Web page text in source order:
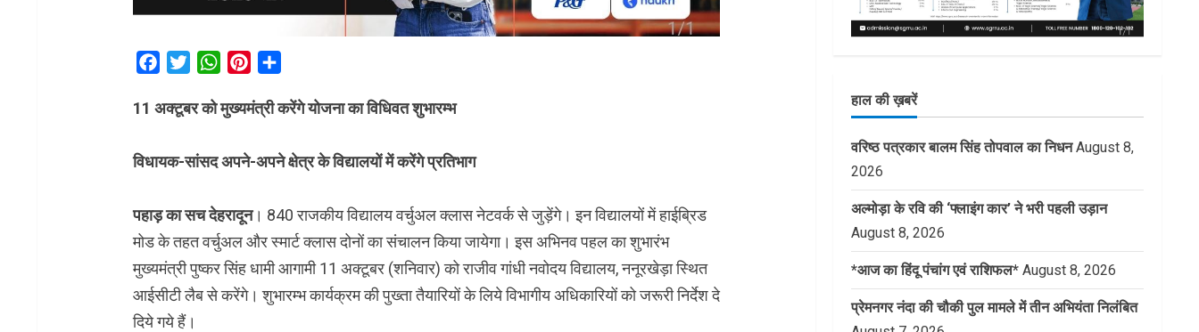
Facebook
TwitterWhatsAppPinterest
11 अक्टूबर को मुख्यमंत्री करेंगे योजना का विधिवत शुभारम्भ
विधायक-सांसद अपने-अपने क्षेत्र के विद्यालयों में करेंगे प्रतिभाग
पहाड़ का सच देहरादून। 840 राजकीय विद्यालय वर्चुअल क्लास नेटवर्क से जुड़ेंगे। इन विद्यालयों में हाईब्रिड
मोड के तहत वर्चुअल और स्मार्ट क्लास दोनों का संचालन किया जायेगा। इस अभिनव पहल का शुभारंभ
मुख्यमंत्री पुष्कर सिंह धामी आगामी 11 अक्टूबर (शनिवार) को राजीव गांधी नवोदय विद्यालय, ननूरखेड़ा स्थित
आईसीटी लैब से करेंगे। शुभारम्भ कार्यक्रम की पुख्ता तैयारियों के लिये विभागीय अधिकारियों को जरूरी निर्देश दे
दिये गये हैं।
हाल की ख़बरें
वरिष्ठ पत्रकार बालम सिंह तोपवाल का निधन August 8,
2026
अल्मोड़ा के रवि की ‘फ्लाइंग कार’ ने भरी पहली उड़ान
August 8, 2026
*आज का हिंदू पंचांग एवं राशिफल* August 8, 2026
प्रेमनगर नंदा की चौकी पुल मामले में तीन अभियंता निलंबित